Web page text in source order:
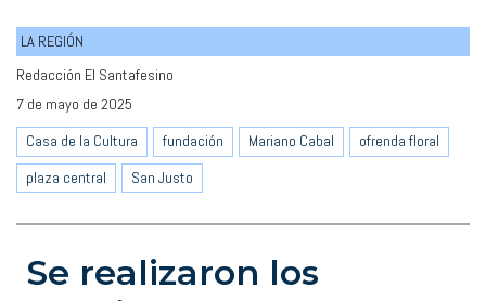
LA REGIÓN
Redacción El Santafesino
7 de mayo de 2025
Casa de la Cultura
fundación Mariano Cabal
ofrenda floral
plaza central
San Justo
Se realizaron los